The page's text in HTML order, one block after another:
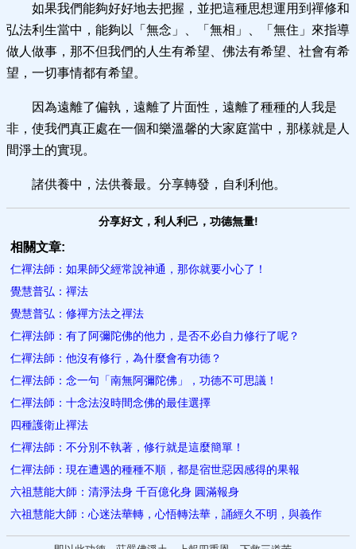
如果我們能夠好好地去把握，並把這種思想運用到禪修和
弘法利生當中，能夠以「無念」、「無相」、「無住」來指導
做人做事，那不但我們的人生有希望、佛法有希望、社會有希
望，一切事情都有希望。
因為遠離了偏執，遠離了片面性，遠離了種種的人我是
非，使我們真正處在一個和樂溫馨的大家庭當中，那樣就是人
間淨土的實現。
諸供養中，法供養最。分享轉發，自利利他。
分享好文，利人利己，功德無量!
相關文章:
仁禪法師：如果師父經常說神通，那你就要小心了！
覺慧普弘：禪法
覺慧普弘：修禪方法之禪法
仁禪法師：有了阿彌陀佛的他力，是否不必自力修行了呢？
仁禪法師：他沒有修行，為什麼會有功德？
仁禪法師：念一句「南無阿彌陀佛」，功德不可思議！
仁禪法師：十念法沒時間念佛的最佳選擇
四種護衛止禪法
仁禪法師：不分別不執著，修行就是這麼簡單！
仁禪法師：現在遭遇的種種不順，都是宿世惡因感得的果報
六祖慧能大師：清淨法身 千百億化身 圓滿報身
六祖慧能大師：心迷法華轉，心悟轉法華，誦經久不明，與義作